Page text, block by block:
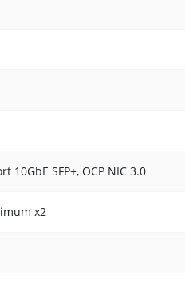
10GbE SFP+, OCP NIC 3.0
x2